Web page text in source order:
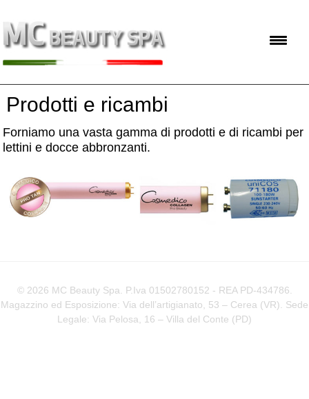
Prodotti e ricambi
Forniamo una vasta gamma di prodotti e di ricambi per
lettini e docce abbronzanti.
© 2026 MC Beauty Spa. P.Iva 01502780152 - REA PD-434786.
Magazzino ed Esposizione: Via dell’artigianato, 53 – Cerea (VR). Sede
Legale: Via Pelosa, 16 – Villa del Conte (PD)